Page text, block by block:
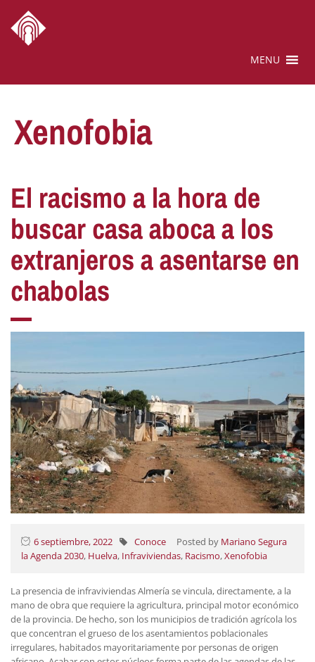
MENU
Xenofobia
El racismo a la hora de
buscar casa aboca a los
extranjeros a asentarse en
chabolas
6 septiembre, 2022 Posted by Mariano Segura
Conoce
la Agenda 2030, Huelva, Infraviviendas, Racismo,Xenofobia
La presencia de infraviviendas Almería se vincula, directamente, a la
mano de obra que requiere la agricultura, principal motor económico
de la provincia. De hecho, son los municipios de tradición agrícola los
que concentran el grueso de los asentamientos poblacionales
irregulares, habitados mayoritariamente por personas de origen